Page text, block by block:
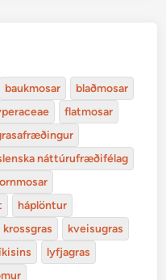
baukmosar
blaðmosar
flatmosar
náttúrufræðifélag
háplöntur
krossgras
kveisugras
lyfjagras